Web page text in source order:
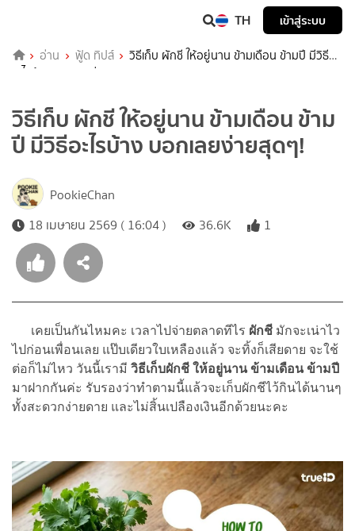
TH เข้าสู่ระบบ
อ่าน ฟู้ด ทิปส์
วิธีเก็บ ผักชี ให้อยู่นาน ข้ามเดือน ข้ามปี มีวิธี
อะไรบ้าง บอกเลยง่ายสุดๆ!
วิธีเก็บ ผักชี ให้อยู่นาน ข้ามเดือน ข้าม
ปี มีวิธีอะไรบ้าง บอกเลยง่ายสุดๆ!
PookieChan
18 เมษายน 2569 ( 16:04 )
36.6K 1
เคยเป็นกันไหมคะ เวลาไปจ่ายตลาดทีไร ผักชี มักจะเน่าไว
ไปก่อนเพื่อนเลย แป๊บเดียวใบเหลืองแล้ว จะทิ้งก็เสียดาย จะใช้
ต่อก็ไม่ไหว วันนี้เรามี วิธีเก็บผักชี ให้อยู่นาน ข้ามเดือน ข้ามปี
มาฝากกันค่ะ รับรองว่าทำตามนี้แล้วจะเก็บผักชีไว้กินได้นานๆ
ทั้งสะดวกง่ายดาย และไม่สิ้นเปลืองเงินอีกด้วยนะคะ